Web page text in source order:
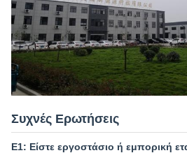
Συχνές Ερωτήσεις
Ε1: Είστε εργοστάσιο ή εμπορική